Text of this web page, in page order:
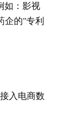
如：影视
企的"专利
入电商数